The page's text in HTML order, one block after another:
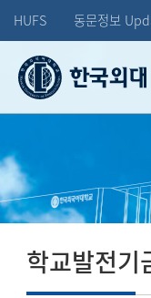
HUFS 동문정보
학교발전기